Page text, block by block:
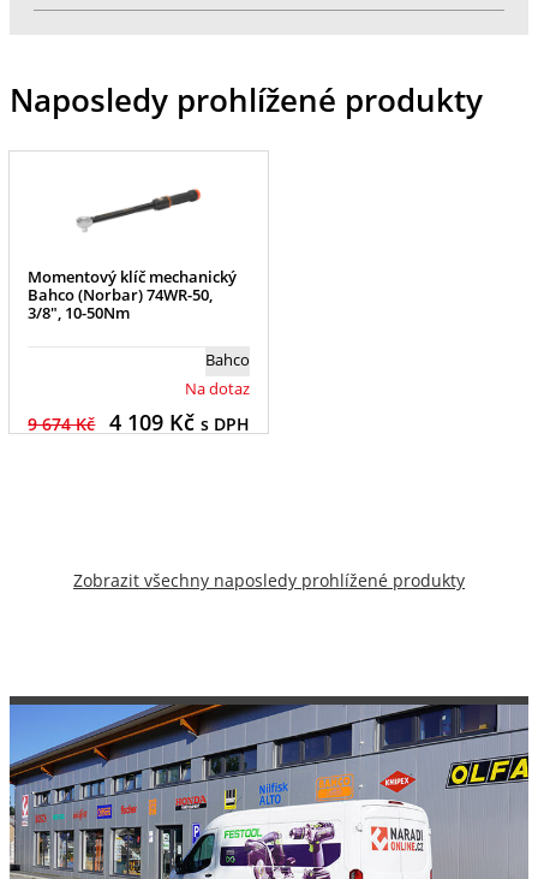
Naposledy prohlížené produkty
Momentový klíč mechanický
Bahco (Norbar) 74WR-50,
3/8", 10-50Nm
Bahco
Na dotaz
9 674 Kč 4 109Kč s DPH
Zobrazit všechny naposledy prohlížené produkty